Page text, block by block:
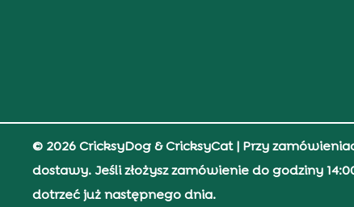
© 2026 CricksyDog & CricksyCat| Przy
dostawy. Jeśli złożysz zamówienie do godziny
dotrzeć już następnego dnia.